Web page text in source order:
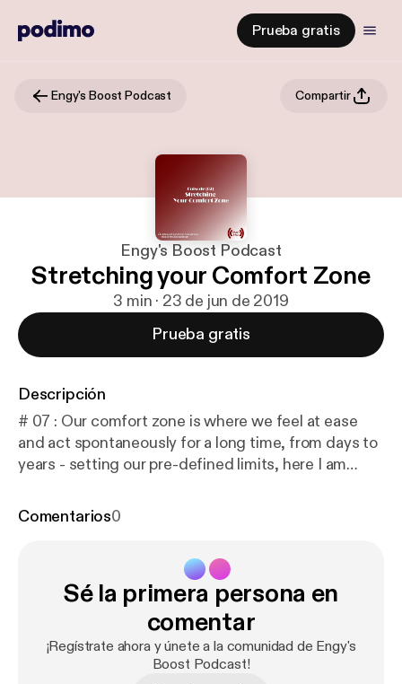
Prueba gratis
Engy's Boost Podcast Compartir
Engy's Boost Podcast
Stretching your Comfort Zone
3 min · 23 de jun de 2019
Prueba gratis
Descripción
# 07 : Our comfort zone is where we feel at ease
and act spontaneously for a long time, from days to
years - setting our pre-defined limits, here I am
beyond to explore new opportunities. 🎧 To listen on
d/1g1_nqVjCAN5FklcUtAxfbgwcV0pEQREoDfXQ1
N76oeg/edit?usp=drivesdk Music Composed by:
Comentarios0
Sé la primera persona en
comentar
¡Regístrate ahora y únete a la comunidad de Engy's
Boost Podcast!